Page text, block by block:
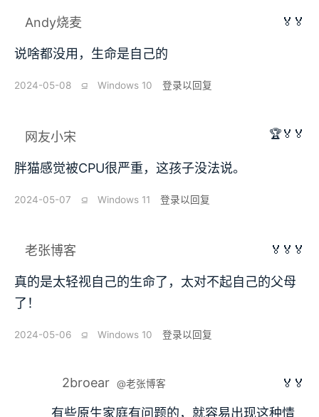
Andy烧麦 🏅🏅
说啥都没用，生命是自己的
2024-05-08 ⫑ Windows 10 登录以回复
网友小宋 🏆🏅🏅
胖猫感觉被CPU很严重，这孩子没法说。
2024-05-07 ⫑ Windows 11 登录以回复
老张博客 🏅🏅🏅
真的是太轻视自己的生命了，太对不起自己的父母
了！
2024-05-06 ⫑ Windows 10 登录以回复
2broear @老张博客 🏅🏅
有些原生家庭有问题的，就容易出现这种情